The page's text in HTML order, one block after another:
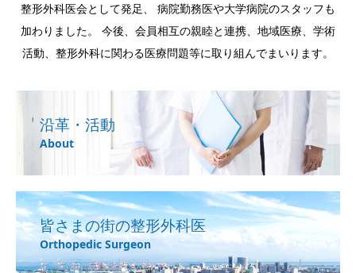
整形外科医会として発足、
病院勤務医や大学病院のスタッフも
加わりました。
今後、会員相互の親睦と連携、地域医療、学術
活動、整形外科に関わる医療問題等に取り組んでまいります。
沿革・活動
About
皆さまの街の整形外科医
Orthopedic Surgeon